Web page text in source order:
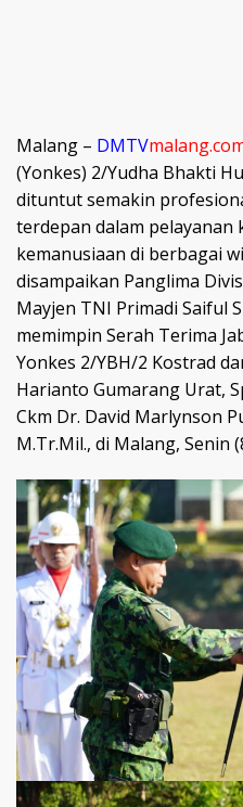
Malang – DMTV
(Yonkes) 2/Yudha Bhakti
dituntut semakin
terdepan dalam pelayanan
kemanusiaan di berbagai
disampaikan Panglima
Mayjen TNI Primadi Saiful
memimpin Serah Terima
Yonkes 2/YBH/2 Kostrad
Harianto Gumarang Urat,
Ckm Dr. David Marlynson
M.Tr.Mil., di Malang, Senin